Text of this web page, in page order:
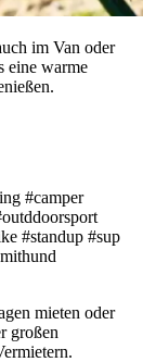
im Van oder
eine warme
#camper
#standup #sup
mieten oder
großen